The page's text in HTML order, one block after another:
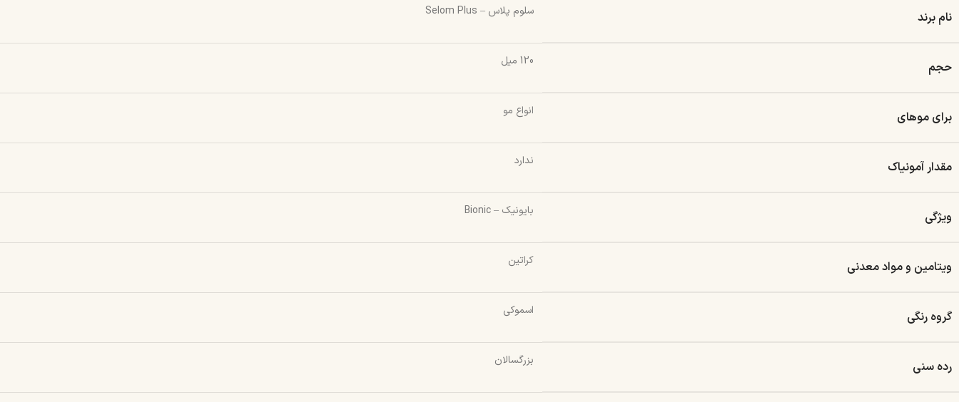
نام برند سلوم پلاس – Selom Plus
حجم 120 میل
برای موهای انواع مو
مقدار آمونیاک ندارد
ویژگی بایونیک – Bionic
ویتامین و مواد معدنی کراتین
گروه رنگی اسموکی
رده سنی بزرگسالان